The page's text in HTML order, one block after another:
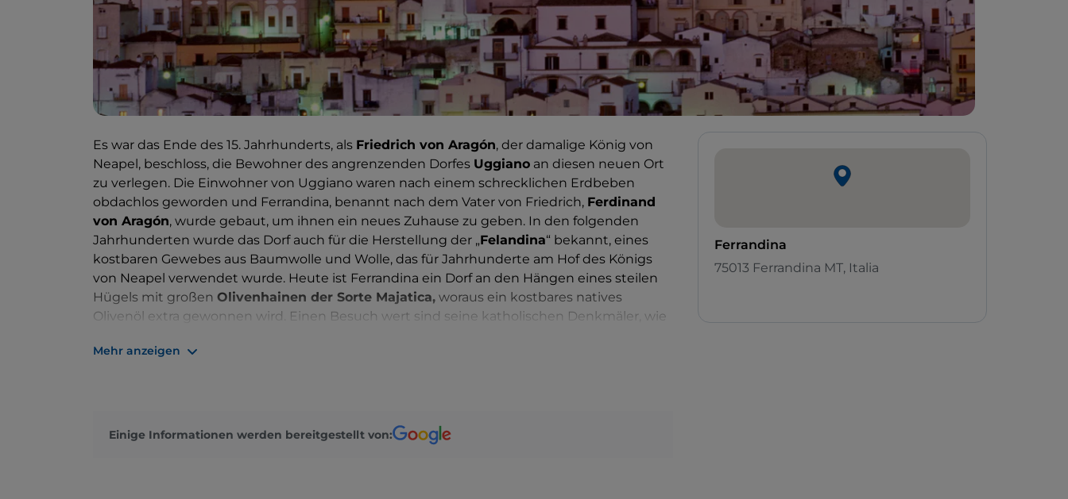
Es war das Ende des 15. Jahrhunderts, als Friedrich von Aragón, der damalige König von
Neapel, beschloss, die Bewohner des angrenzenden Dorfes Uggiano an diesen neuen Ort
zu verlegen. Die Einwohner von Uggiano waren nach einem schrecklichen Erdbeben
obdachlos geworden und Ferrandina, benannt nach dem Vater von Friedrich, Ferdinand
von Aragón, wurde gebaut, um ihnen ein neues Zuhause zu geben. In den folgenden
Jahrhunderten wurde das Dorf auch für die Herstellung der „Felandina“ bekannt, eines
kostbaren Gewebes aus Baumwolle und Wolle, das für Jahrhunderte am Hof des Königs
von Neapel verwendet wurde. Heute ist Ferrandina ein Dorf an den Hängen eines steilen
Hügels mit großen Olivenhainen der Sorte Majatica, woraus ein kostbares natives
Olivenöl extra gewonnen wird. Einen Besuch wert sind seine katholischen Denkmäler, wie
Mehr anzeigen
Einige Informationen werden bereitgestellt von:
Ferrandina
75013 Ferrandina MT, Italia